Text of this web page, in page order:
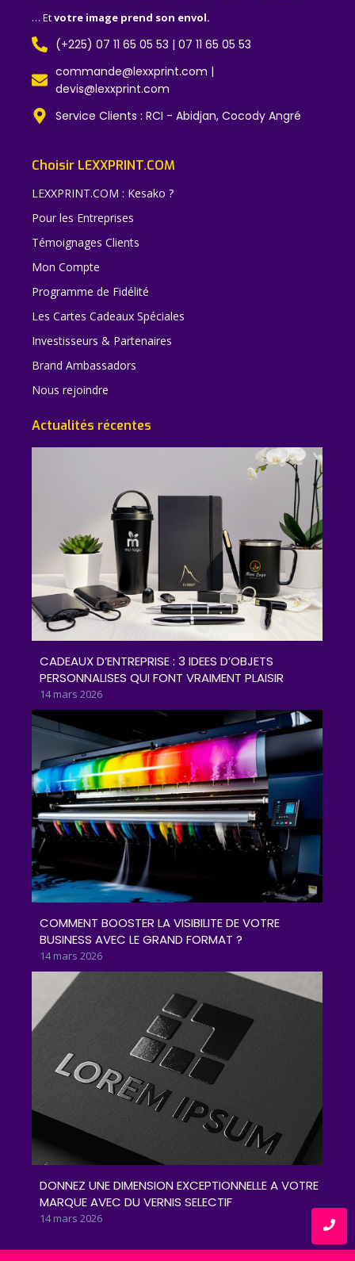
… Etvotre image prend son envol.
(+225) 07 11 65 05 53 | 07 11 65 05 53
commande@lexxprint.com |
devis@lexxprint.com
Service Clients : RCI - Abidjan, Cocody Angré
Choisir LEXXPRINT.COM
LEXXPRINT.COM : Kesako ?
Pour les Entreprises
Témoignages Clients
Mon Compte
Programme de Fidélité
Les Cartes Cadeaux Spéciales
Investisseurs & Partenaires
Brand Ambassadors
Nous rejoindre
Actualités récentes
CADEAUX D’ENTREPRISE : 3 IDEES D’OBJETS
PERSONNALISES QUI FONT VRAIMENT PLAISIR
14 mars 2026
COMMENT BOOSTER LA VISIBILITE DE VOTRE
BUSINESS AVEC LE GRAND FORMAT ?
14 mars 2026
DONNEZ UNE DIMENSION EXCEPTIONNELLE A VOTRE
MARQUE AVEC DU VERNIS SELECTIF
14 mars 2026